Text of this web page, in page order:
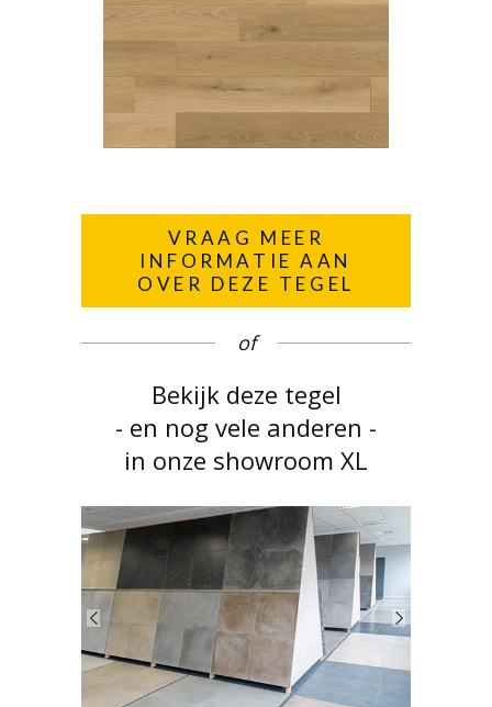
VRAAG MEER
INFORMATIE AAN
OVER DEZE TEGEL
of
Bekijk deze tegel
- en nog vele anderen -
in onze showroom XL